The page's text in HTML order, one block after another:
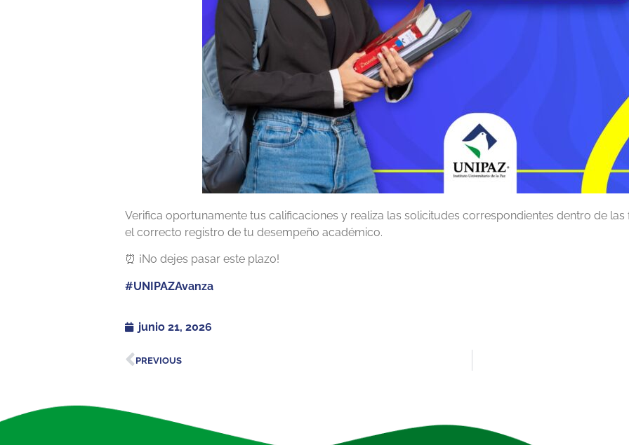
Verifica oportunamente tus calificaciones y realiza las solicitudes correspondientes dentro de
el correcto registro de tu desempeño académico.
⏰ ¡No dejes pasar este plazo!
#UNIPAZAvanza
junio 21, 2026
PREVIOUS